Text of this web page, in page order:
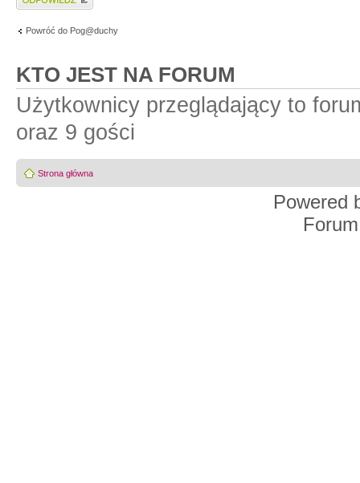
Powróć do Pog@duchy
KTO JEST NA FORUM
Użytkownicy przeglądający to
oraz 9 gości
Strona główna
Powered